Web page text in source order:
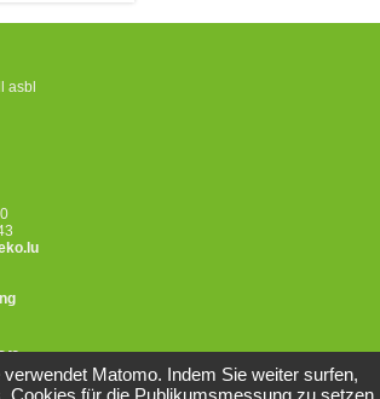
asbl
Matomo. Indem Sie weiter surfen,
Cookies für die Publikumsmessung zu setzen.